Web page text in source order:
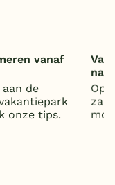
vanaf
de
onze tips.
Op